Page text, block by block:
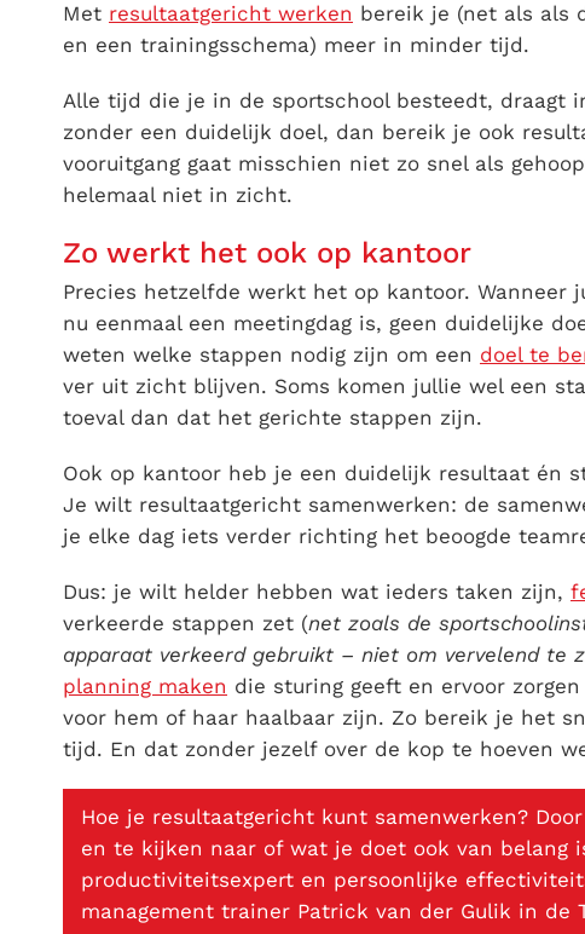
Met resultaatgericht werken bereik je (net als als
en een trainingsschema) meer in minder tijd.
Alle tijd die je in de sportschool besteedt, draagt
zonder een duidelijk doel, dan bereik je ook
vooruitgang gaat misschien niet zo snel als
helemaal niet in zicht.
Zo werkt het ook op kantoor
Precies hetzelfde werkt het op kantoor.
nu eenmaal een meetingdag is, geen duidelijke
weten welke stappen nodig zijn om een doel te
ver uit zicht blijven. Soms komen jullie wel een
toeval dan dat het gerichte stappen zijn.
Ook op kantoor heb je een duidelijk resultaat én
Je wilt resultaatgericht samenwerken: de
je elke dag iets verder richting het beoogde
Dus: je wilt helder hebben wat ieders taken zijn,
verkeerde stappen zet (net zoals de
apparaat verkeerd gebruikt – niet om vervelend te
planning maken die sturing geeft en ervoor
voor hem of haar haalbaar zijn. Zo bereik je het
tijd. En dat zonder jezelf over de kop te hoeven
Hoe je resultaatgericht kunt samenwerken?
en te kijken naar of wat je doet ook van belang
productiviteitsexpert en persoonlijke
management trainer Patrick van der Gulik in de